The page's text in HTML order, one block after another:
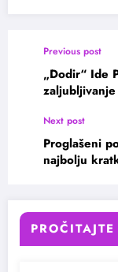
Previous post
„Dodir“ Ide
Next post
Proglašeni
najbolju